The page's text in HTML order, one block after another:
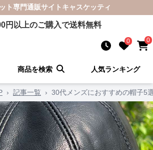
ト専門通販サイト キャスケッティ
円以上のご購入で送料無料
0 0
商品を検索 人気ランキング
› 記事一覧 › 30代メンズにおすすめの帽子5